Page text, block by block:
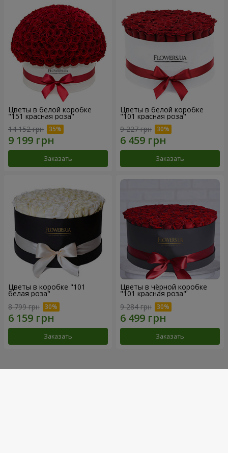
Цветы в белой коробке
"151 красная роза"
14 152 грн
Заказать
Цветы в белой коробке
"101 красная роза"
9 227 грн
Заказать
Цветы в коробке "101
белая роза"
8 799 грн
Заказать
Цветы в чёрной коробке
"101 красная роза"
9 284 грн
Заказать